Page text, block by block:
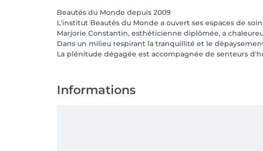
Beautés du Monde depuis 2009
L'institut Beautés du Monde a ouvert ses espaces de
Marjorie Constantin, esthéticienne diplômée, a
Dans un milieu respirant la tranquillité et le
La plénitude dégagée est accompagnée de senteurs
Informations